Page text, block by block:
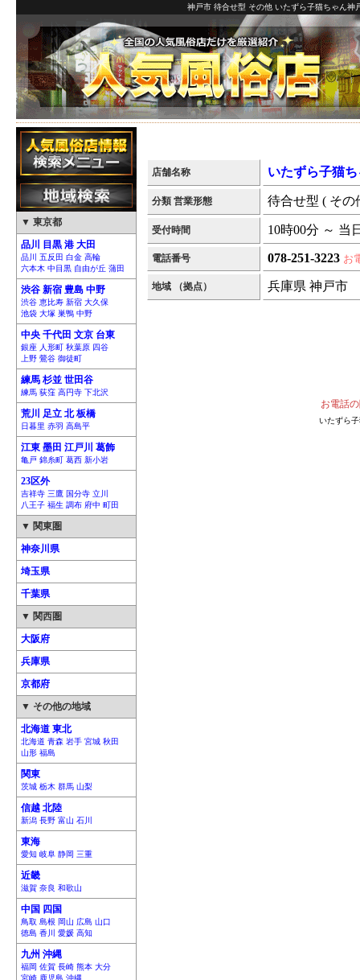
神戸市 待合せ型 その他 いたずら子猫ちゃん
▼ 東京都
品川 目黒 港 大田
品川 五反田 白金 高輪
六本木 中目黒 自由が丘 蒲田
渋谷 新宿 豊島 中野
渋谷 恵比寿 新宿 大久保
池袋 大塚 巣鴨 中野
中央 千代田 文京 台東
銀座 人形町 秋葉原 四谷
上野 鶯谷 御徒町
練馬 杉並 世田谷
練馬 荻窪 高円寺 下北沢
荒川 足立 北 板橋
日暮里 赤羽 高島平
江東 墨田 江戸川 葛飾
亀戸 錦糸町 葛西 新小岩
23区外
吉祥寺 三鷹 国分寺 立川
八王子 福生 調布 府中 町田
▼ 関東圏
神奈川県
埼玉県
千葉県
▼ 関西圏
大阪府
兵庫県
京都府
▼ その他の地域
北海道 東北
北海道 青森 岩手 宮城 秋田
山形 福島
関東
茨城 栃木 群馬 山梨
信越 北陸
新潟 長野 富山 石川
東海
愛知 岐阜 静岡 三重
近畿
滋賀 奈良 和歌山
中国 四国
鳥取 島根 岡山 広島 山口
徳島 香川 愛媛 高知
九州 沖縄
福岡 佐賀 長崎 熊本 大分
宮崎 鹿児島 沖縄
店舗名称 いたずら子猫
分類 営業形態 待合せ型 ( その
受付時間 10時00分 ～ 当
電話番号 078-251-3223 お
地域 （拠点） 兵庫県 神戸市
お電話
いたずら